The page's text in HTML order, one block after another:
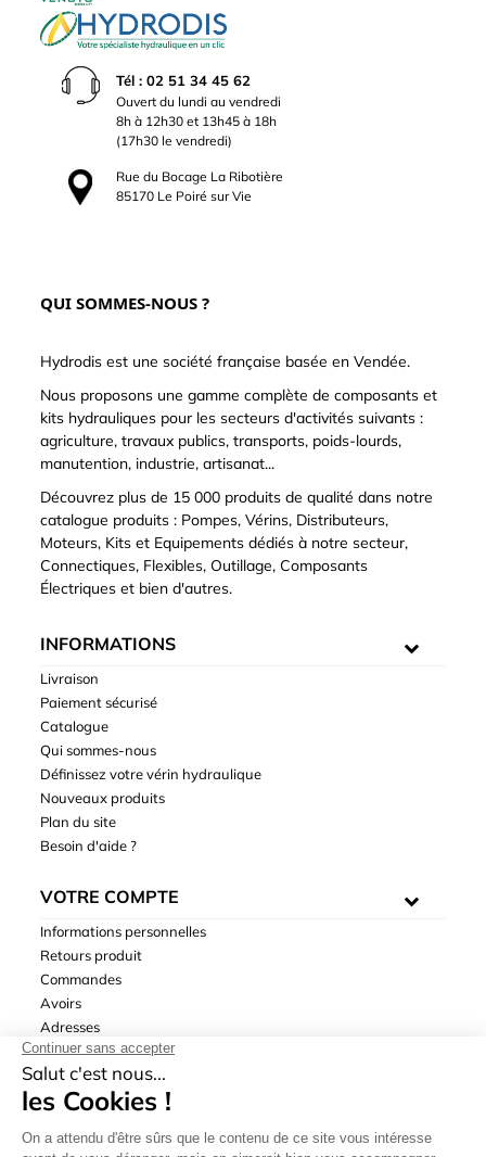
Tél : 02 51 34 45 62
Ouvert du lundi au vendredi
8h à 12h30 et 13h45 à 18h
(17h30 le vendredi)
Rue du Bocage La Ribotière
85170 Le Poiré sur Vie
QUI SOMMES-NOUS ?
Hydrodis est une société française basée en Vendée.
Nous proposons une gamme complète de composants et
kits hydrauliques pour les secteurs d'activités suivants :
agriculture, travaux publics, transports, poids-lourds,
manutention, industrie, artisanat...
Découvrez plus de 15 000 produits de qualité dans notre
catalogue produits : Pompes, Vérins, Distributeurs,
Moteurs, Kits et Equipements dédiés à notre secteur,
Connectiques, Flexibles, Outillage, Composants
Électriques et bien d'autres.
INFORMATIONS
Livraison
Paiement sécurisé
Catalogue
Qui sommes-nous
Définissez votre vérin hydraulique
Nouveaux produits
Plan du site
Besoin d'aide ?
VOTRE COMPTE
Informations personnelles
Retours produit
Commandes
Avoirs
Adresses
Bons de réduction